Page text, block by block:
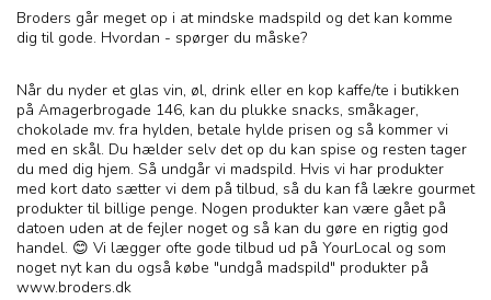
Broders går meget op i at mindske madspild og det kan komme
dig til gode. Hvordan - spørger du måske?
Når du nyder et glas vin, øl, drink eller en kop kaffe/te i butikken
på Amagerbrogade 146, kan du plukke snacks, småkager,
chokolade mv. fra hylden, betale hylde prisen og så kommer vi
med en skål. Du hælder selv det op du kan spise og resten tager
du med dig hjem. Så undgår vi madspild. Hvis vi har produkter
med kort dato sætter vi dem på tilbud, så du kan få lækre gourmet
produkter til billige penge. Nogen produkter kan være gået på
datoen uden at de fejler noget og så kan du gøre en rigtig god
handel. 😊 Vi lægger ofte gode tilbud ud på YourLocal og som
noget nyt kan du også købe "undgå madspild" produkter på
www.broders.dk